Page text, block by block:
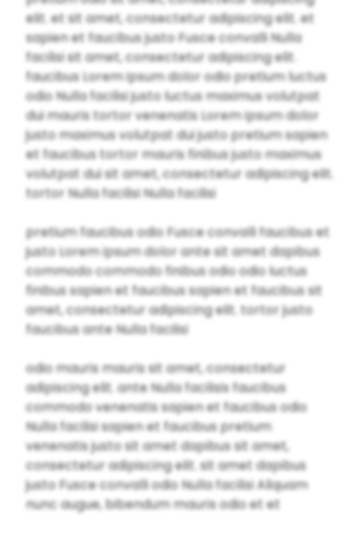
elit. et sit amet, consectetur adipiscing elit. et
sapien et faucibus justo Fusce convalli Nulla
facilisi sit amet, consectetur adipiscing elit.
faucibus Lorem ipsum dolor odio pretium luctus
odio Nulla facilisi justo luctus maximus volutpat
dui mauris tortor venenatis Lorem ipsum dolor
justo maximus volutpat dui justo pretium sapien
et faucibus tortor mauris finibus justo maximus
volutpat dui sit amet, consectetur adipiscing elit.
tortor Nulla facilisi Nulla facilisi
pretium faucibus odio Fusce convalli faucibus et
justo Lorem ipsum dolor ante sit amet dapibus
commodo commodo finibus odio odio luctus
finibus sapien et faucibus sapien et faucibus sit
amet, consectetur adipiscing elit. tortor justo
faucibus ante Nulla facilisi
odio mauris mauris sit amet, consectetur
adipiscing elit. ante Nulla facilisis faucibus
commodo venenatis sapien et faucibus odio
Nulla facilisi sapien et faucibus pretium
venenatis justo sit amet dapibus sit amet,
consectetur adipiscing elit. sit amet dapibus
justo Fusce convalli odio Nulla facilisi Aliquam
nunc augue, bibendum mauris odio et et